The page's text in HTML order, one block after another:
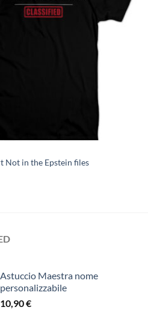
Not in the Epstein files
Astuccio Maestra nome
personalizzabile
10,90€